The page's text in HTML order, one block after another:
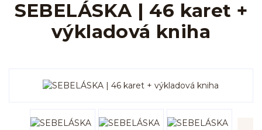
SEBELÁSKA | 46 karet +
výkladová kniha